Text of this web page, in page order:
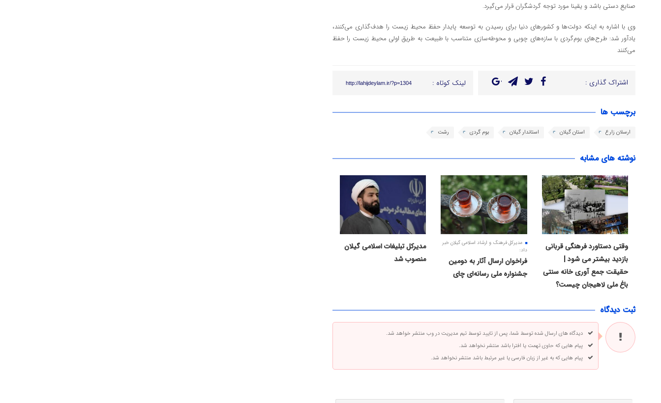
صنایع دستی باشد و یقینا مورد توجه گردشگران قرار می‌گیرد.
وی با اشاره به اینکه دولت‌ها و کشورهای دنیا برای رسیدن به توسعه پایدار حفظ محیط زیست را هدف‌گذاری می‌کنند،
یادآور شد: طرح‌های بوم‌گردی با سازه‌های چوبی و محوطه‌سازی متناسب با طبیعت به طریق اولی محیط زیست را حفظ
می‌کنند
اشتراک گذاری : لینک کوتاه : http://lahijdeylam.ir/?p=1304
برچسب ها
ارسلان زارع استان گیلان استاندار گیلان بوم گردی رشت
نوشته های مشابه
وقتی دستاورد فرهنگی قربانی
بازدید بیشتر می شود |
حقیقت جمع آوری خانه سنتی
باغ ملی لاهیجان چیست؟
مدیرکل فرهنگ و ارشاد اسلامی گیلان خبر
داد:
فراخوان ارسال آثار به دومین
جشنواره ملی رسانه‌ای چای
مدیرکل تبلیغات اسلامی گیلان
منصوب شد
ثبت دیدگاه
دیدگاه های ارسال شده توسط شما، پس از تایید توسط تیم مدیریت در وب منتشر خواهد شد.
پیام هایی که حاوی تهمت یا افترا باشد منتشر نخواهد شد.
پیام هایی که به غیر از زبان فارسی یا غیر مرتبط باشد منتشر نخواهد شد.